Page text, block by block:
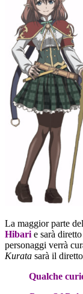
La maggior parte
Hibari e sarà
personaggi verrà
Kurata sarà il
Qualche